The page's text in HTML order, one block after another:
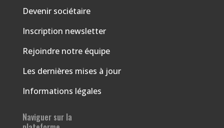
Devenir sociétaire
Inscription newsletter
Rejoindre notre équipe
Les dernières mises à jour
Informations légales
Naviguer sur la